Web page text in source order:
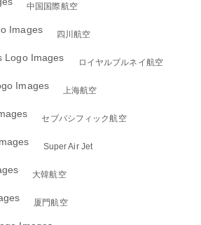
中国国際航空
四川航空
ロイヤルブルネイ航空
上海航空
セブパシフィック航空
Super Air Jet
大韓航空
厦門航空